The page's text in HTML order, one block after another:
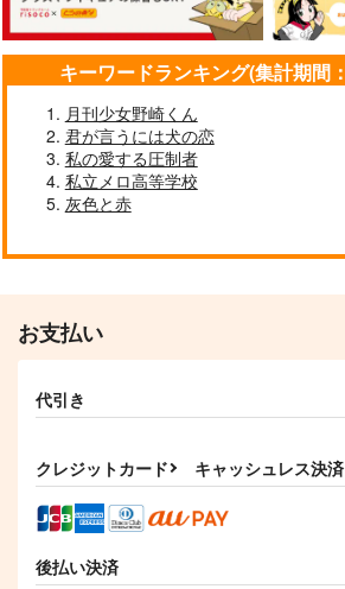
キーワードランキング(集計期間
月刊少女野崎くん
君が言うには犬の恋
私の愛する圧制者
私立メロ高等学校
灰色と赤
お支払い
代引き
クレジットカード キャッシュレス決済
後払い決済